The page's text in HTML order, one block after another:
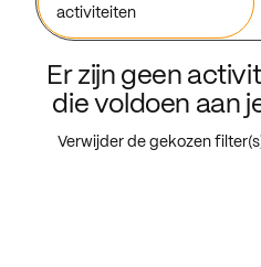
activiteiten
Er zijn geen
die voldoen aan
Verwijder de gekozen